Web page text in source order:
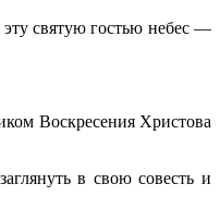
святую гостью небес —
Воскресения Христова
в свою совесть и